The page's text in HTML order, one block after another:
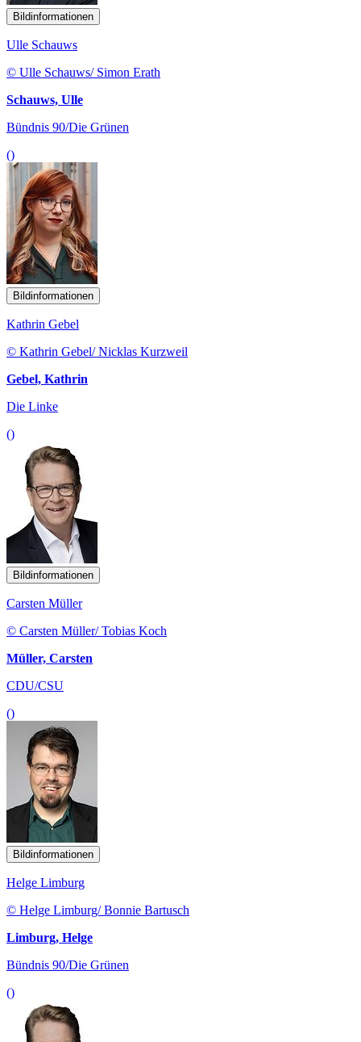
Bildinformationen
Ulle Schauws
© Ulle Schauws/ Simon Erath
Schauws, Ulle
Bündnis 90/Die Grünen
()
Bildinformationen
Kathrin Gebel
© Kathrin Gebel/ Nicklas Kurzweil
Gebel, Kathrin
Die Linke
()
Bildinformationen
Carsten Müller
© Carsten Müller/ Tobias Koch
Müller, Carsten
CDU/CSU
()
Bildinformationen
Helge Limburg
© Helge Limburg/ Bonnie Bartusch
Limburg, Helge
Bündnis 90/Die Grünen
()